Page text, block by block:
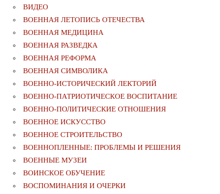
ВИДЕО
ВОЕННАЯ ЛЕТОПИСЬ ОТЕЧЕСТВА
ВОЕННАЯ МЕДИЦИНА
ВОЕННАЯ РАЗВЕДКА
ВОЕННАЯ РЕФОРМА
ВОЕННАЯ СИМВОЛИКА
ВОЕННО-ИСТОРИЧЕСКИЙ ЛЕКТОРИЙ
ВОЕННО-ПАТРИОТИЧЕСКОЕ ВОСПИТАНИЕ
ВОЕННО-ПОЛИТИЧЕСКИE ОТНОШЕНИЯ
ВОЕННОЕ ИСКУССТВО
ВОЕННОЕ СТРОИТЕЛЬСТВО
ВОЕННОПЛЕННЫЕ: ПРОБЛЕМЫ И РЕШЕНИЯ
ВОЕННЫЕ МУЗЕИ
ВОИНСКОЕ ОБУЧЕНИЕ
ВОСПОМИНАНИЯ И ОЧЕРКИ